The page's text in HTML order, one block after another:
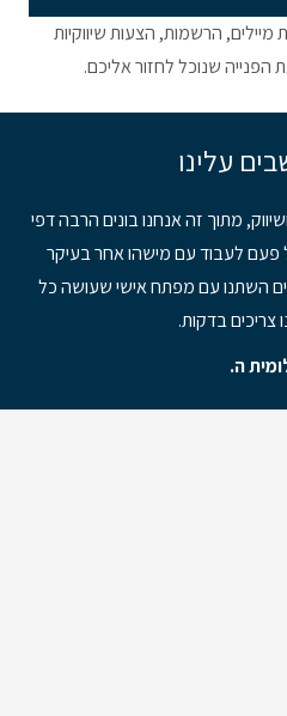
הרשמות, הצעות שיווקיות
שנוכל לחזור אליכם.
עלינו
מתוך זה אנחנו בונים הרבה דפי
פעם לעבוד עם מישהו אחר בעיקר
השתנו עם מפתח אישי שעושה כל
צריכים בדקות.
ה.